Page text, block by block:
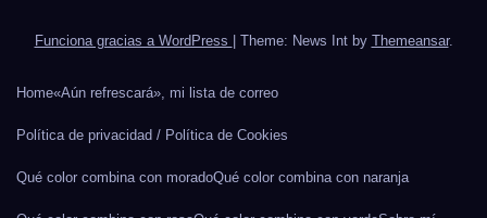
Funciona gracias a WordPress Theme: News Int by Themeansar.
Home«Aún refrescará», mi lista de correo
Política de privacidad / Política de Cookies
Qué color combina con moradoQué color combina con naranja